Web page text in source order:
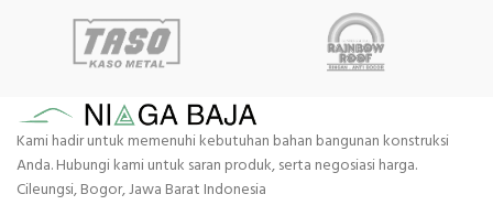
Kami hadir untuk memenuhi kebutuhan bahan bangunan konstruksi
Anda. Hubungi kami untuk saran produk, serta negosiasi harga.
Cileungsi, Bogor, Jawa Barat Indonesia